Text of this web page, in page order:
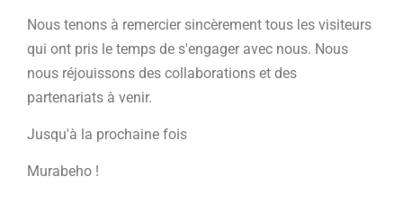
Nous tenons à remercier sincèrement tous les visiteurs
qui ont pris le temps de s'engager avec nous. Nous
nous réjouissons des collaborations et des
partenariats à venir.
Jusqu'à la prochaine fois
Murabeho !